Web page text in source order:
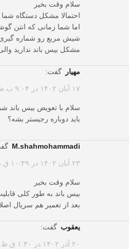
سلام وقت بخیر
احتمالا مشکل دستگاه
اما شما زمانی که انتن
شیش مربع رو شماره گیری
مشکل بیس باند ندارید
مهیار گفت:
۱۷ آبان ۱۴۰۲ در ۹:۰۴ ب.ظ
سلام با تعویض بیس باند
باید دوباره رجیستر بشه؟
m.shahmohammadi
۲۳ آبان ۱۴۰۲ در ۱۰:۳۹ ق.ظ
سلام وقت بخیر
بیس باند به طور کلی
بعد از تعمیر هم سریال
یعقوب گفت:
۲۰ آذر ۱۴۰۲ در ۱:۳۰ ق.ظ